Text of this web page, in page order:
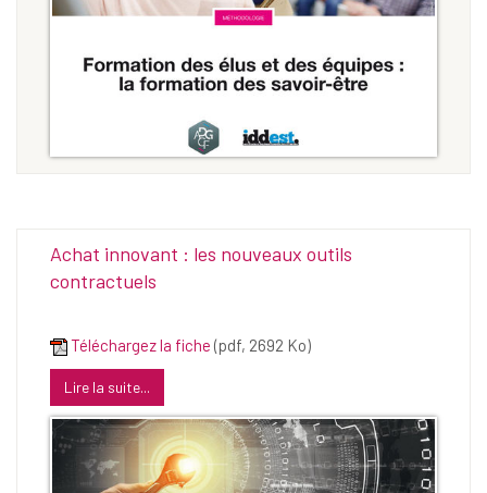
Achat innovant : les nouveaux outils
contractuels
Téléchargez la fiche (pdf, 2692 Ko)
Lire la suite...